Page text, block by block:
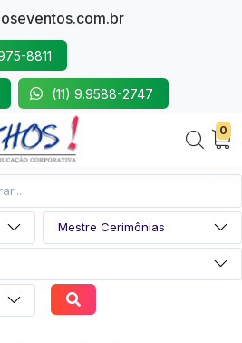
8811
(11) 9.9588-2747
0